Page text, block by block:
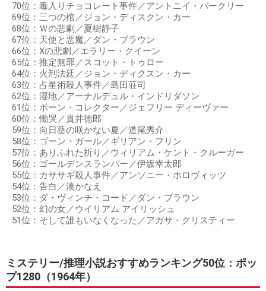
70位：毒入りチョコレート事件／アントニイ・バークリー
69位：三つの棺／ジョン・ディスクン・カー
68位：Ｗの悲劇／夏樹静子
67位：天使と悪魔／ダン・ブラウン
66位：Xの悲劇／エラリー・クイーン
65位：推定無罪／スコット・トゥロー
64位：火刑法廷／ジョン・ディクスン・カー
63位：占星術殺人事件／島田荘司
62位：湿地／アーナルデュル・インドリダソン
61位：ボーン・コレクター／ジェフリー ディーヴァー
60位：慟哭／貫井徳郎
59位：向日葵の咲かない夏／道尾秀介
58位：ゴーン・ガール／ギリアン・フリン
57位：ありふれた祈り／ウィリアム・ケント・クルーガー
56位：ゴールデンスランバー／伊坂幸太郎
55位：カササギ殺人事件／アンソニー・ホロヴィッツ
54位：告白／湊かなえ
53位：ダ・ヴィンチ・コード／ダン・ブラウン
52位：幻の女／ウイリアム アイリッシュ
51位：そして誰もいなくなった／アガサ・クリスティー
ミステリー/推理小説おすすめランキング50位：ポッ
プ1280（1964年）